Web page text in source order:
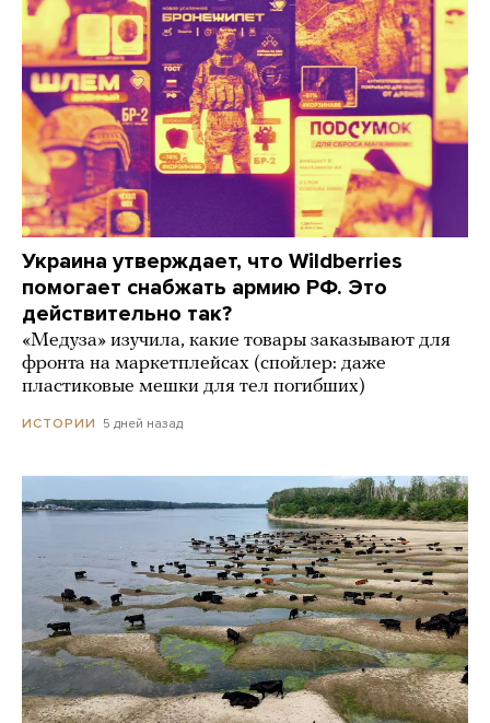
Украина утверждает, что Wildberries
помогает снабжать армию РФ. Это
действительно так?
«Медуза» изучила, какие товары заказывают для
фронта на маркетплейсах (спойлер: даже
пластиковые мешки для тел погибших)
ИСТОРИИ 5 дней назад